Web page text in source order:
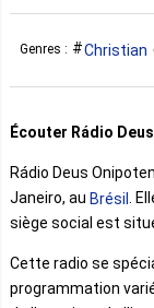
Genres : Christian
Écouter Rádio
Rádio Deus
Janeiro, au Brésil .
siège social est
Cette radio se
programmation